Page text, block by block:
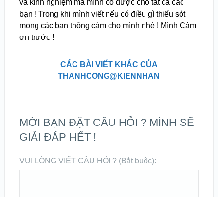
và kinh nghiệm mà mình có được cho tất cả các
bạn ! Trong khi mình viết nếu có điều gì thiếu sót
mong các bạn thông cảm cho mình nhé ! Mình Cám
ơn trước !
CÁC BÀI VIẾT KHÁC CỦA
THANHCONG@KIENNHAN
MỜI BẠN ĐẶT CÂU HỎI ? MÌNH SẼ
GIẢI ĐÁP HẾT !
VUI LÒNG VIẾT CÂU HỎI ? (Bắt buộc):